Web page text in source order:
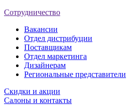
Сотрудничество
Вакансии
Отдел дистрибуции
Поставщикам
Отдел маркетинга
Дизайнерам
Региональные представители
Скидки и акции
Салоны и контакты